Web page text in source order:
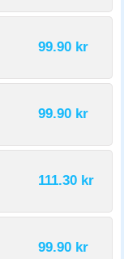
99.90 kr
99.90 kr
111.30 kr
99.90 kr